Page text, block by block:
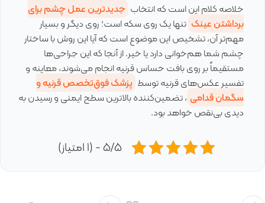
خلاصه کلام این است که انتخاب جدیدترین عمل چشم برای
برداشتن عینک تنها یک روی سکه است؛ روی دیگر و بسیار
مهم‌تر آن، تشخیص این موضوع است که آیا این روش با ساختار
چشم شما هم‌خوانی دارد یا خیر. از آنجا که این جراحی‌ها
مستقیماً بر روی بافت حساس قرنیه انجام می‌شوند، معاینه و
تفسیر عکس‌های قرنیه توسط پزشک فوق‌تخصص قرنیه و
سگمان قدامی ، تضمین‌کننده بالاترین سطح ایمنی و رسیدن به
دیدی بی‌نقص خواهد بود.
5/5 - (1 امتیاز)